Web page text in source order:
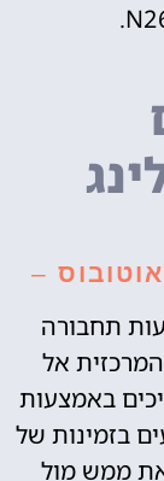
–
תחבורה
אל
באמצעות
בזמינות של
ממש מול